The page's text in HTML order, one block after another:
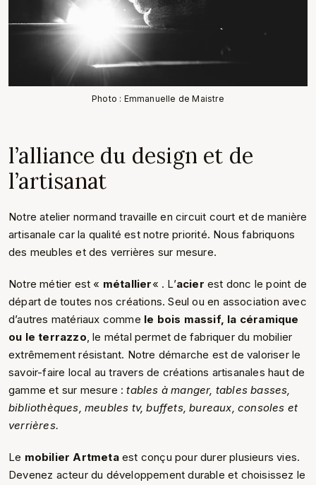
Photo : Emmanuelle de Maistre
l’alliance du design et de
l’artisanat
Notre atelier normand travaille en circuit court et de manière
artisanale car la qualité est notre priorité. Nous fabriquons
des meubles et des verrières sur mesure.
Notre métier est « métallier« . L’acier est donc le point de
départ de toutes nos créations. Seul ou en association avec
d’autres matériaux comme le bois massif, la céramique
ou le terrazzo, le métal permet de fabriquer du mobilier
extrêmement résistant. Notre démarche est de valoriser le
savoir-faire local au travers de créations artisanales haut de
gamme et sur mesure :tables à manger, tables basses,
bibliothèques, meubles tv, buffets, bureaux, consoles et
verrières.
Le mobilier Artmetaest conçu pour durer plusieurs vies.
Devenez acteur du développement durable et choisissez le